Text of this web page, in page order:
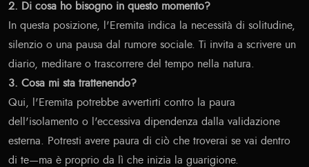
2. Di cosa ho bisogno in questo momento?
In questa posizione, l'Eremita indica la necessità di solitudine,
silenzio o una pausa dal rumore sociale. Ti invita a scrivere un
diario, meditare o trascorrere del tempo nella natura.
3. Cosa mi sta trattenendo?
Qui, l'Eremita potrebbe avvertirti contro la paura
dell'isolamento o l'eccessiva dipendenza dalla validazione
esterna. Potresti avere paura di ciò che troverai se vai dentro
di te—ma è proprio da lì che inizia la guarigione.